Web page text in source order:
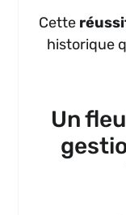
Cette
historique
Un